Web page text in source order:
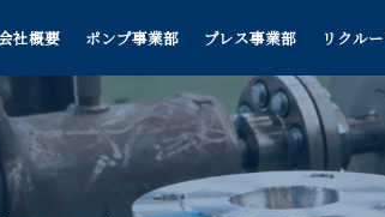
社概要 ポンプ事業部 プレス事業部 リクル